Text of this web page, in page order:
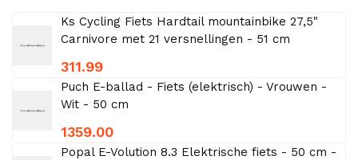
Ks Cycling Fiets Hardtail mountainbike 27,5"
Carnivore met 21 versnellingen - 51 cm
311.99
Puch E-ballad - Fiets (elektrisch) - Vrouwen -
Wit - 50 cm
1359.00
Popal E-Volution 8.3 Elektrische fiets - 50 cm -